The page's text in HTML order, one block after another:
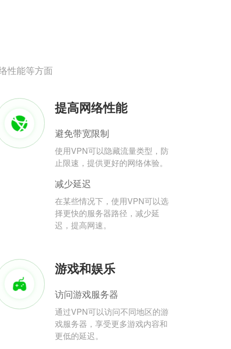
性能等方面
提高网络性能
避免带宽限制
使用VPN可以隐藏流量类型，防
止限速，提供更好的网络体验。
减少延迟
在某些情况下，使用VPN可以选
择更快的服务器路径，减少延
迟，提高网速。
游戏和娱乐
访问游戏服务器
通过VPN可以访问不同地区的游
戏服务器，享受更多游戏内容和
更低的延迟。